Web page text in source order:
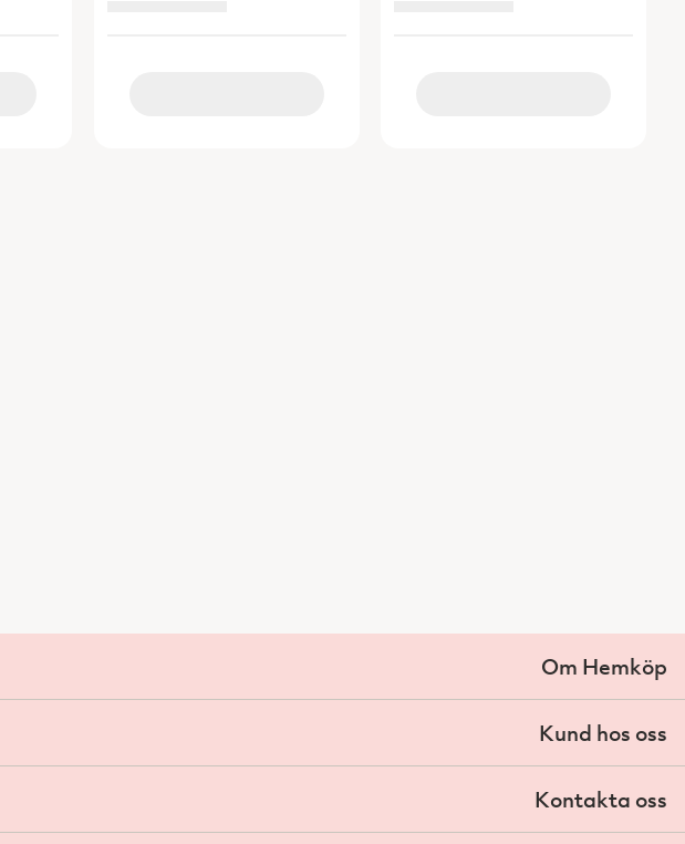
Om Hemköp
Kund hos oss
Kontakta oss